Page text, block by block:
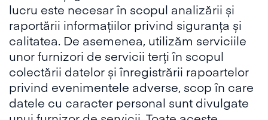
lucru este necesar în scopul analizării și
raportării informațiilor privind siguranța și
calitatea. De asemenea, utilizăm serviciile
unor furnizori de servicii terți în scopul
colectării datelor și înregistrării rapoartelor
privind evenimentele adverse, scop în care
datele cu caracter personal sunt divulgate